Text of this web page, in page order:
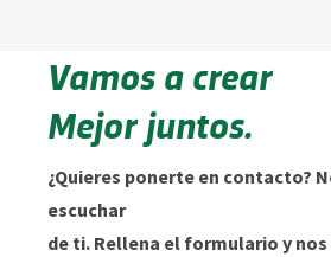
Vamos a crear
Mejor juntos.
¿Quieres ponerte en contacto?
escuchar
de ti. Rellena el formulario y